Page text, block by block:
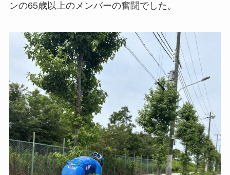
ンの65歳以上のメンバーの奮闘でした。